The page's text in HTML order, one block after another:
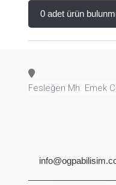
0 adet ürün
Fesleğen Mh. Emek